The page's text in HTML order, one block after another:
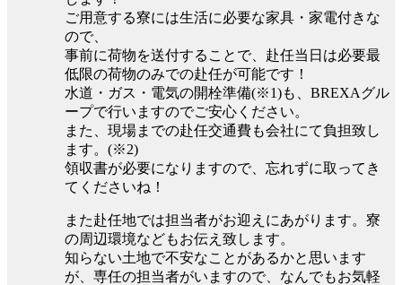
ご用意する寮には生活に必要な家具・家電付きな
ので、
事前に荷物を送付することで、赴任当日は必要最
低限の荷物のみでの赴任が可能です！
水道・ガス・電気の開栓準備(※1)も、BREXAグル
ープで行いますのでご安心ください。
また、現場までの赴任交通費も会社にて負担致し
ます。(※2)
領収書が必要になりますので、忘れずに取ってき
てくださいね！
また赴任地では担当者がお迎えにあがります。寮
の周辺環境などもお伝え致します。
知らない土地で不安なことがあるかと思います
が、専任の担当者がいますので、なんでもお気軽